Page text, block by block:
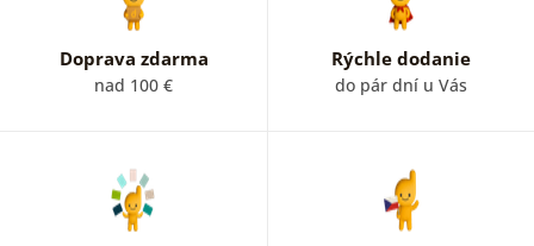
Doprava zdarma
nad 100 €
Rýchle dodanie
do pár dní u Vás